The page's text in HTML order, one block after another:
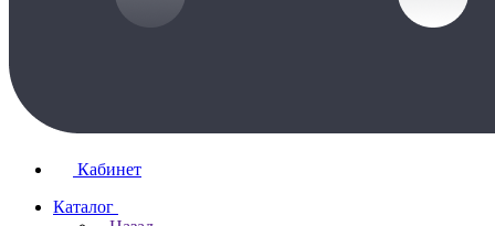
Кабинет
Каталог